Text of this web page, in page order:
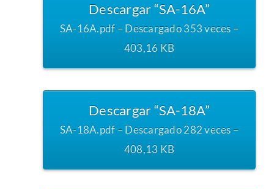
Descargar “SA-16A”
SA-16A.pdf – Descargado 353 veces –
403,16 KB
Descargar “SA-18A”
SA-18A.pdf – Descargado 282 veces –
408,13 KB